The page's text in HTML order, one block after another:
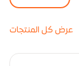
عرض كل المنتجات